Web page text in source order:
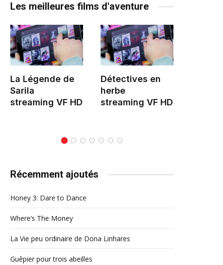
Les meilleures films d'aventure
La Légende de
Sarila
streaming VF HD
Détectives en
herbe
streaming VF HD
Récemment ajoutés
Honey 3: Dare to Dance
Where’s The Money
La Vie peu ordinaire de Dona Linhares
Guêpier pour trois abeilles